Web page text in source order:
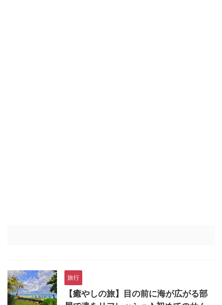
旅行
【癒やしの旅】目の前に海が広がる部